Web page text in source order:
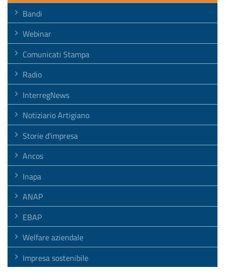
Bandi
Webinar
Comunicati Stampa
Radio
InterregNews
Notiziario Artigiano
Storie d'impresa
Ancos
Inapa
ANAP
EBAP
Welfare aziendale
Impresa sostenibile